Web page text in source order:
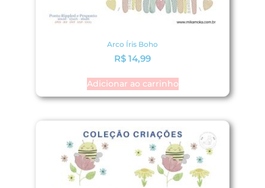
Arco Íris Boho
R$ 14,99
Adicionar ao carrinho